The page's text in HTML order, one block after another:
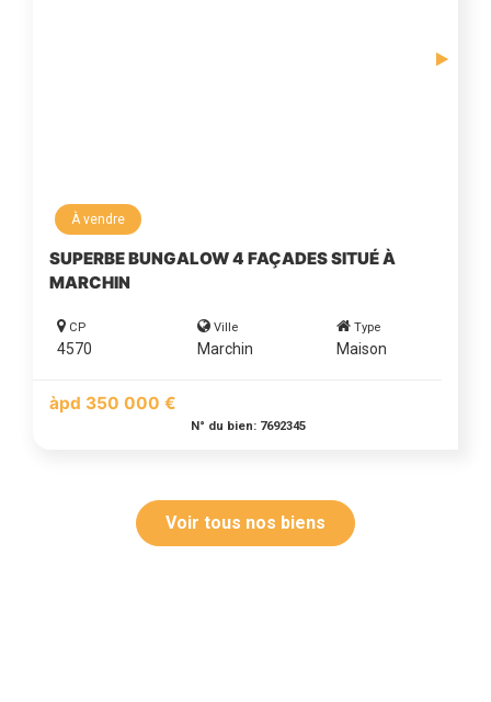
À vendre
SUPERBE BUNGALOW 4 FAÇADES SITUÉ À
MARCHIN
CP
4570
Ville
Marchin
Type
Maison
àpd 350 000 €
N° du bien: 7692345
Voir tous nos biens